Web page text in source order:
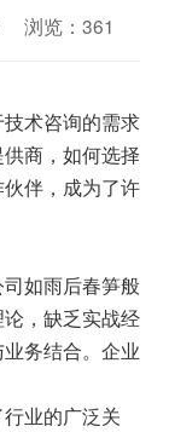
浏览：361
术咨询的需求
商，如何选择
伴，成为了许
如雨后春笋般
，缺乏实战经
务结合。企业
业的广泛关